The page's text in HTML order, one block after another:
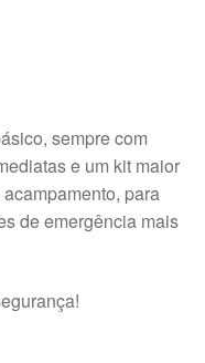
sempre com
e um kit maior
para
de emergência mais